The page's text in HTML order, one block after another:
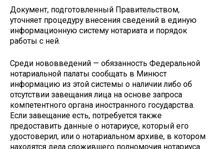
Документ, подготовленный Правительством,
уточняет процедуру внесения сведений в единую
информационную систему нотариата и порядок
работы с ней.
Среди нововведений — обязанность Федеральной
нотариальной палаты сообщать в Минюст
информацию из этой системы о наличии либо об
отсутствии завещания лица на основе запроса
компетентного органа иностранного государства.
Если завещание есть, потребуется также
предоставить данные о нотариусе, который его
удостоверил, или о нотариальном архиве, в котором
находятся дела сложившего полномочия нотариуса.